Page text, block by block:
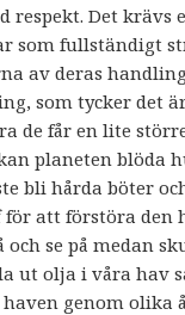
respekt. Det krävs
som fullständigt
av deras
som tycker det
de får en lite
planeten blöda
bli hårda böter
att förstöra den
se på medan
ut olja i våra hav
genom olika